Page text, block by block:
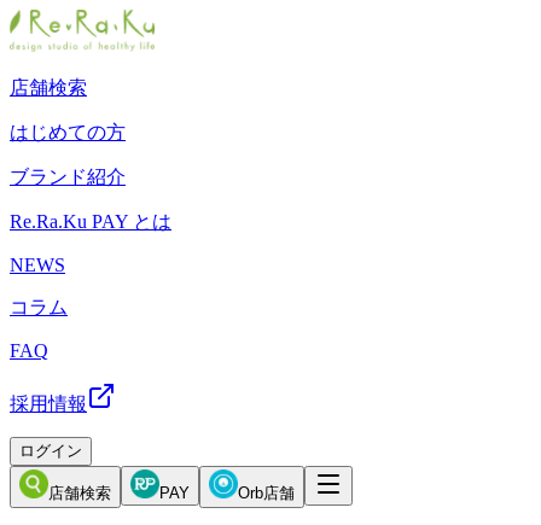
店舗検索
はじめての方
ブランド紹介
Re.Ra.Ku PAY とは
NEWS
コラム
FAQ
採用情報
ログイン
店舗検索 PAY Orb店舗